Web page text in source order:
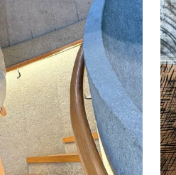
Свет
Декор
Посуда
Искусство
Купить за 100 000 ₽
Купить за 100 000 ₽